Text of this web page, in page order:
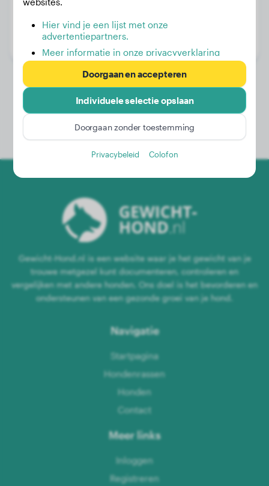
Gewicht:
Leeftijd:
Gewicht-Hond.nl is een website waar je het gewicht van je
trouwe metgezel kunt documenteren, controleren en
vergelijken met andere honden. Ons doel is het bevorderen en
ondersteunen van een gezonde groei van je hond.
Navigatie
Startpagina
Hondenrassen
Honden
Contact
Meer links
Inloggen
Registreren
Hier vind je een lijst met onze
advertentiepartners.
Meer informatie in onze privacyverklaring
Doorgaan en accepteren
Individuele selectie opslaan
Doorgaan zonder toestemming
Privacybeleid Colofon